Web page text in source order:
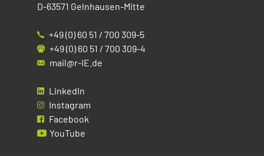
D-63571 Gelnhausen-Mitte
+49 (0) 60 51 / 700 309-5
+49 (0) 60 51 / 700 309-4
mail@r-IE.de
LinkedIn
Instagram
Facebook
YouTube